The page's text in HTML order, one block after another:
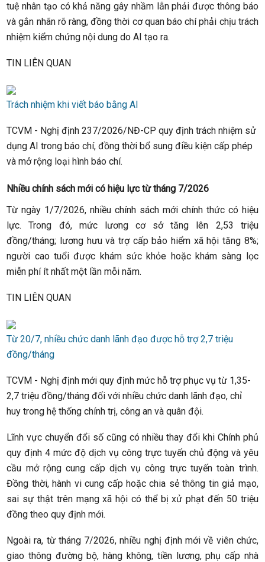
tuệ nhân tạo có khả năng gây nhầm lẫn phải được thông báo
và gắn nhãn rõ ràng, đồng thời cơ quan báo chí phải chịu trách
nhiệm kiểm chứng nội dung do AI tạo ra.
TIN LIÊN QUAN
Trách nhiệm khi viết báo bằng AI
TCVM - Nghị định 237/2026/NĐ-CP quy định trách nhiệm sử
dụng AI trong báo chí, đồng thời bổ sung điều kiện cấp phép
và mở rộng loại hình báo chí.
Nhiều chính sách mới có hiệu lực từ tháng 7/2026
Từ ngày 1/7/2026, nhiều chính sách mới chính thức có hiệu
lực. Trong đó, mức lương cơ sở tăng lên 2,53 triệu
đồng/tháng; lương hưu và trợ cấp bảo hiểm xã hội tăng 8%;
người cao tuổi được khám sức khỏe hoặc khám sàng lọc
miễn phí ít nhất một lần mỗi năm.
TIN LIÊN QUAN
Từ 20/7, nhiều chức danh lãnh đạo được hỗ trợ 2,7 triệu
đồng/tháng
TCVM - Nghị định mới quy định mức hỗ trợ phục vụ từ 1,35-
2,7 triệu đồng/tháng đối với nhiều chức danh lãnh đạo, chỉ
huy trong hệ thống chính trị, công an và quân đội.
Lĩnh vực chuyển đổi số cũng có nhiều thay đổi khi Chính phủ
quy định 4 mức độ dịch vụ công trực tuyến chủ động và yêu
cầu mở rộng cung cấp dịch vụ công trực tuyến toàn trình.
Đồng thời, hành vi cung cấp hoặc chia sẻ thông tin giả mạo,
sai sự thật trên mạng xã hội có thể bị xử phạt đến 50 triệu
đồng theo quy định mới.
Ngoài ra, từ tháng 7/2026, nhiều nghị định mới về viên chức,
giao thông đường bộ, hàng không, tiền lương, phụ cấp nhà